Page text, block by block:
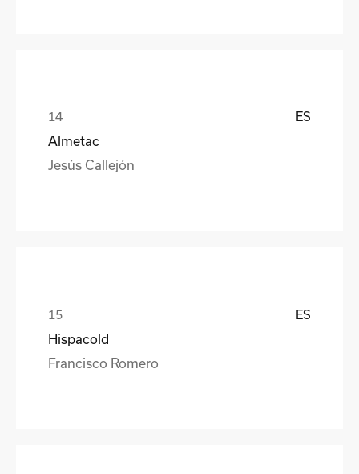
ES
Almetac
Jesús Callejón
ES
Hispacold
Francisco Romero